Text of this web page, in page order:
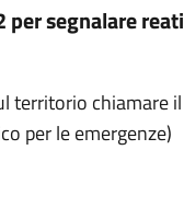
per segnalare reati
territorio chiamare il
per le emergenze)